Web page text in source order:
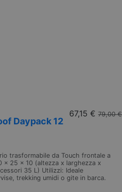
Daypack 12
67,15 € 79,00 €
trasformabile da Touch frontale a
x 25 x 10 (altezza x larghezza x
35 L) Utilizzi: Ideale
trekking umidi o gite in barca.